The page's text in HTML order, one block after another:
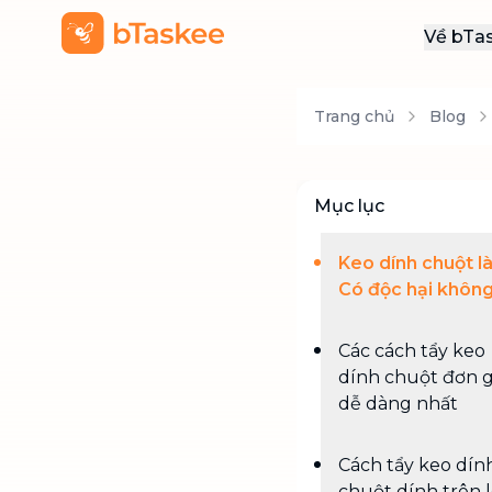
Về
Trang chủ Blog
Mục lục
Keo dính chuột
Có độc hại
Các cách tẩy keo
dính chuột đơn
dễ dàng nhất
Cách tẩy keo